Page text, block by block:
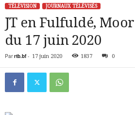
TÉLÉVISION
JOURNAUX TÉLÉVISÉS
JT en Fulfuldé,
du 17 juin 2020
Par rtb.bf- 17 juin 2020 1837 0